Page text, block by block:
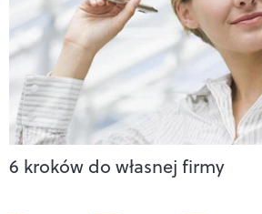
6 kroków do własnej firmy